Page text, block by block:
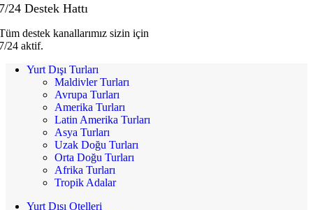
24 Destek Hattı
destek kanallarımız sizin için
24 aktif.
Yurt Dışı Turları
Maldivler Turları
Avrupa Turları
Amerika Turları
Latin Amerika Turları
Asya Turları
Uzak Doğu Turları
Orta Doğu Turları
Afrika Turları
Tropik Adalar
Yurt Dışı Otelleri